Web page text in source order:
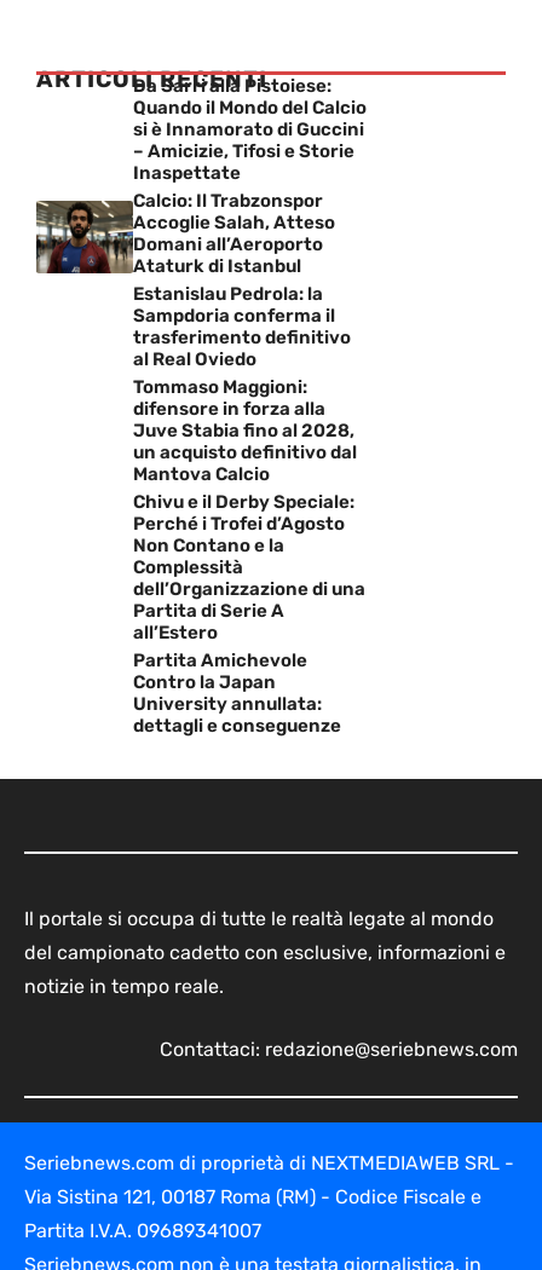
ARTICOLI RECENTI
Da Sarri alla Pistoiese:
Quando il Mondo del Calcio
si è Innamorato di Guccini
– Amicizie, Tifosi e Storie
Inaspettate
Calcio: Il Trabzonspor
Accoglie Salah, Atteso
Domani all’Aeroporto
Ataturk di Istanbul
Estanislau Pedrola: la
Sampdoria conferma il
trasferimento definitivo
al Real Oviedo
Tommaso Maggioni:
difensore in forza alla
Juve Stabia fino al 2028,
un acquisto definitivo dal
Mantova Calcio
Chivu e il Derby Speciale:
Perché i Trofei d’Agosto
Non Contano e la
Complessità
dell’Organizzazione di una
Partita di Serie A
all’Estero
Partita Amichevole
Contro la Japan
University annullata:
dettagli e conseguenze
Il portale si occupa di tutte le realtà legate al mondo
del campionato cadetto con esclusive, informazioni e
notizie in tempo reale.
Contattaci: redazione@seriebnews.com
Seriebnews.com di proprietà di NEXTMEDIAWEB SRL -
Via Sistina 121, 00187 Roma (RM) - Codice Fiscale e
Partita I.V.A. 09689341007
Seriebnews.com non è una testata giornalistica, in